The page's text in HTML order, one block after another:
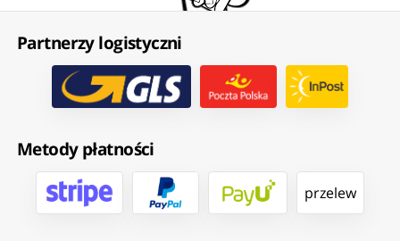
Partnerzy logistyczni
Metody płatności
przelew